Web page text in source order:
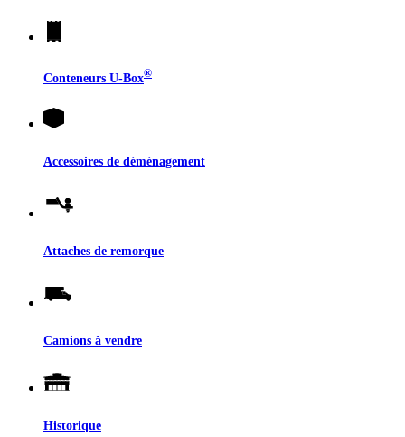
Conteneurs U-Box®
Accessoires de déménagement
Attaches de remorque
Camions à vendre
Historique